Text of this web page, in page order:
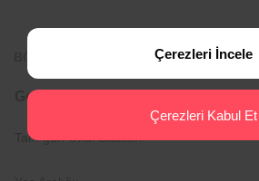
BÖLGEDE ÖNE ÇIKAN OKULLAR
Genel Bilgiler
Tam gün Okul Saatleri:
Çerezleri İncele
Çerezleri Kabul Et